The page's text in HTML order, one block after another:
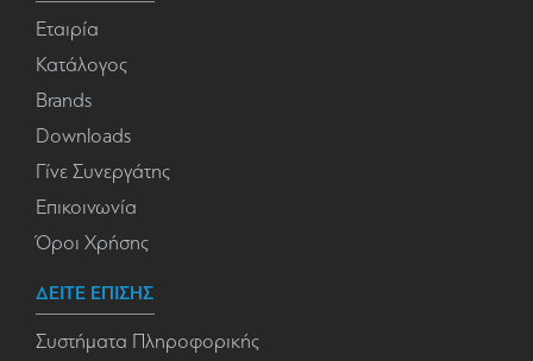
Εταιρία
Κατάλογος
Brands
Downloads
Γίνε Συνεργάτης
Επικοινωνία
Όροι Χρήσης
ΔΕΙΤΕ ΕΠΙΣΗΣ
Συστήματα Πληροφορικής